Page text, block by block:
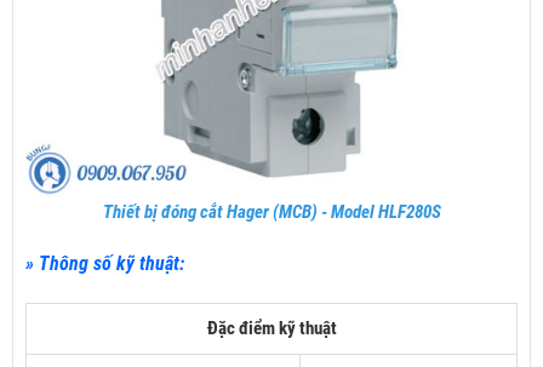
Thiết bị đóng cắt Hager (MCB) - Model HLF280S
» Thông số kỹ thuật:
Đặc điểm kỹ thuật